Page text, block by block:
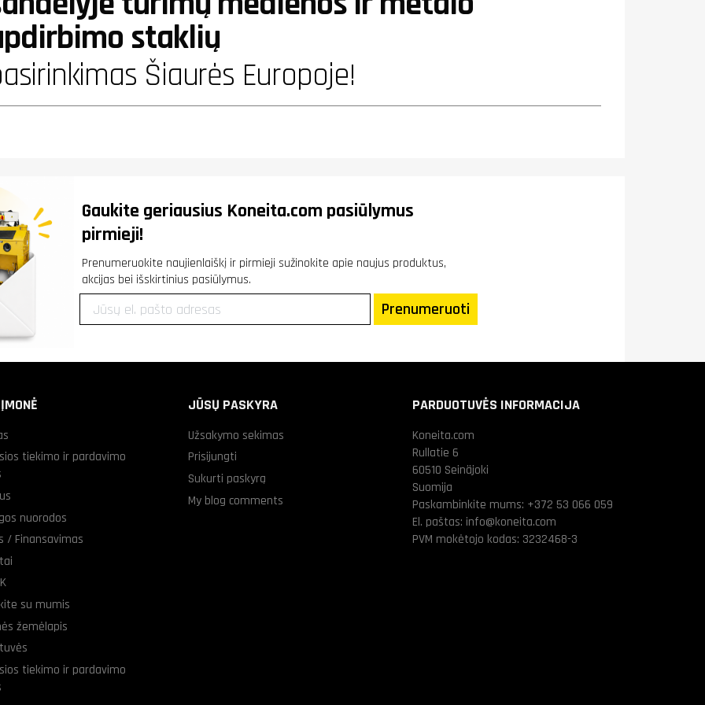
staklių
Šiaurės Europoje!
Gaukite geriausius Koneita.com pasiūlymus
pirmieji!
Prenumeruokite naujienlaiškį ir pirmieji sužinokite apie naujus produktus,
akcijas bei išskirtinius pasiūlymus.
Prenumeruoti
tiekimo ir pardavimo
nuorodos
/ Finansavimas
su mumis
žemėlapis
tiekimo ir pardavimo
JŪSŲ PASKYRA
Užsakymo sekimas
Prisijungti
Sukurti paskyrą
My blog comments
PARDUOTUVĖS INFORMACIJA
Koneita.com
Rullatie 6
60510 Seinäjoki
Suomija
Paskambinkite mums: +372 53 066 059
El. paštas: info@koneita.com
PVM mokėtojo kodas: 3232468-3